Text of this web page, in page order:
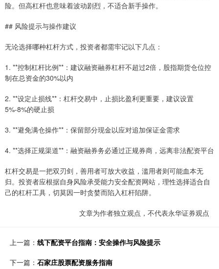
险。但高杠杆也意味着波动剧烈，不适合新手操作。
## 风险提示与操作建议
无论选择哪种杠杆方式，投资者都需牢记以下几点：
1. **控制杠杆比例**：建议融资融券杠杆不超过2倍，股指期货仓位控
制在总资金的30%以内
2. **设定止损线**：杠杆交易中，止损比盈利更重要，建议设置
5%-8%的硬止损
3. **避免满仓操作**：保留部分现金以应对追加保证金需求
4. **选择正规渠道**：融资融券务必通过正规券商，远离非法配资平台
杠杆交易是一把双刃剑，善用者可放大收益，滥用者则可能血本无
归。投资者应根据自身风险承受能力安全配资网站，理性选择适合自
己的杠杆工具，切莫因一时贪婪而陷入杠杆陷阱。
文章为作者独立观点，不代表永华证券观点
上一篇： 线下配资平台指南：安全操作与风险提示
下一篇： 石家庄股票配资服务指南